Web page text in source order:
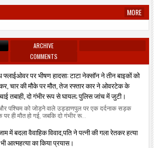
MORE
ARCHIVE
COMMENTS
पर भीषण हादसा: टाटा नेक्सॉन ने तीन बाइकों को
चार की मौके पर मौत, तेज रफ्तार कार ने ओवरटेक के
तबाही, दो गंभीर रूप से घायल; पुलिस जांच में जुटी।
पश्चिम को जोड़ने वाले उड्डाणपुल पर एक दर्दनाक सड़क
ही मौत हो गई, जबकि दो गंभीर रू...
में बदला वैवाहिक विवाद,पति ने पत्नी की गला रेतकर हत्या
आत्महत्या का किया प्रयास।